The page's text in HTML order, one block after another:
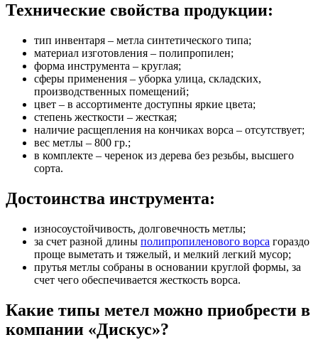
Технические свойства продукции:
тип инвентаря – метла синтетического типа;
материал изготовления – полипропилен;
форма инструмента – круглая;
сферы применения – уборка улица, складских,
производственных помещений;
цвет – в ассортименте доступны яркие цвета;
степень жесткости – жесткая;
наличие расщепления на кончиках ворса – отсутствует;
вес метлы – 800 гр.;
в комплекте – черенок из дерева без резьбы, высшего
сорта.
Достоинства инструмента:
износоустойчивость, долговечность метлы;
за счет разной длины полипропиленового ворса гораздо
проще выметать и тяжелый, и мелкий легкий мусор;
прутья метлы собраны в основании круглой формы, за
счет чего обеспечивается жесткость ворса.
Какие типы метел можно приобрести в
компании «Дискус»?